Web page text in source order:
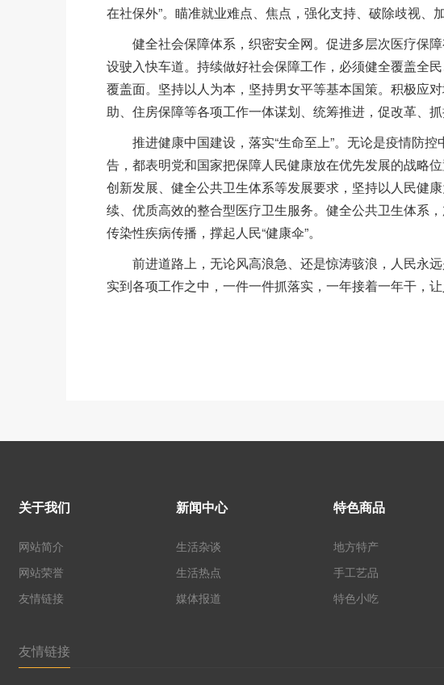
在社保外”。瞄准就业难点、焦点，强化支持、破除歧视、
健全社会保障体系，织密安全网。促进多层次医疗保
设驶入快车道。持续做好社会保障工作，必须健全覆盖全
覆盖面。坚持以人为本，坚持男女平等基本国策。积极应
助、住房保障等各项工作一体谋划、统筹推进，促改革、
推进健康中国建设，落实“生命至上”。无论是疫情防控
告，都表明党和国家把保障人民健康放在优先发展的战略
创新发展、健全公共卫生体系等发展要求，坚持以人民健
续、优质高效的整合型医疗卫生服务。健全公共卫生体系
传染性疾病传播，撑起人民“健康伞”。
前进道路上，无论风高浪急、还是惊涛骇浪，人民永远
实到各项工作之中，一件一件抓落实，一年接着一年干，
关于我们
网站简介
网站荣誉
友情链接
新闻中心
生活杂谈
生活热点
媒体报道
特色商品
地方特产
手工艺品
特色小吃
友情链接